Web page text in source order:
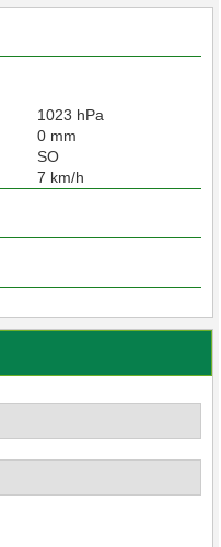
1023 hPa
0 mm
SO
7 km/h